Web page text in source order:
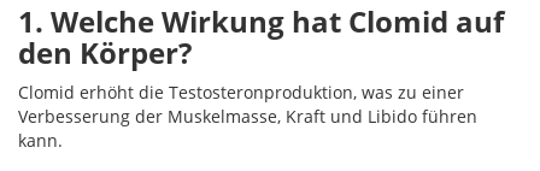
1. Welche Wirkung hat Clomid auf
den Körper?
Clomid erhöht die Testosteronproduktion, was zu einer
Verbesserung der Muskelmasse, Kraft und Libido führen
kann.